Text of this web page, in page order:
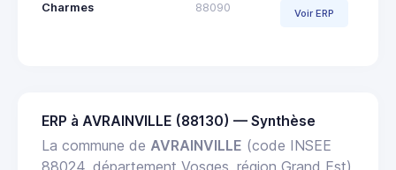
Charmes 88090 Voir ERP
ERP à AVRAINVILLE (88130) — Synthèse
La commune de AVRAINVILLE (code INSEE